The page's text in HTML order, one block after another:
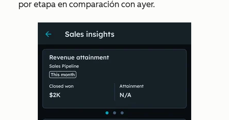
por etapa en comparación con ayer.